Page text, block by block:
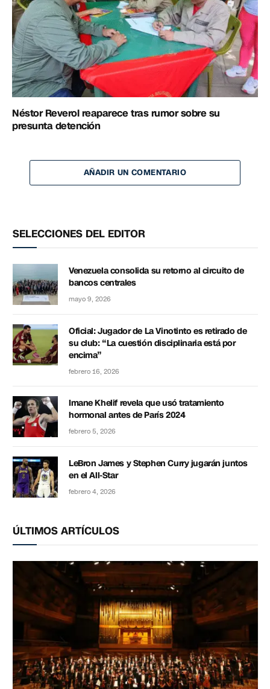
Néstor Reverol reaparece tras rumor sobre su
presunta detención
AÑADIR UN COMENTARIO
SELECCIONES DEL EDITOR
Venezuela consolida su retorno al circuito de
bancos centrales
mayo 9, 2026
Oficial: Jugador de La Vinotinto es retirado de
su club: “La cuestión disciplinaria está por
encima”
febrero 16, 2026
Imane Khelif revela que usó tratamiento
hormonal antes de París 2024
febrero 5, 2026
LeBron James y Stephen Curry jugarán juntos
en el All-Star
febrero 4, 2026
ÚLTIMOS ARTÍCULOS